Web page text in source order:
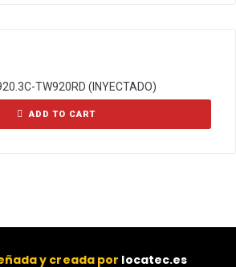
TW920RD (INYECTADO)
ADD TO CART
y creada por locatec.es